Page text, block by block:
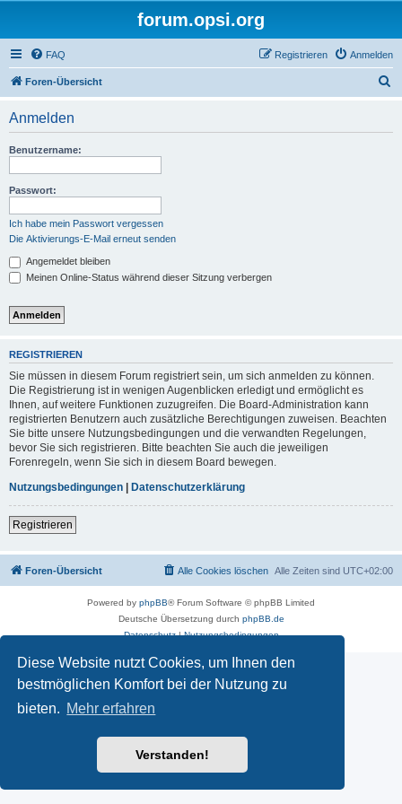
Diese Website nutzt Cookies, um Ihnen den
bestmöglichen Komfort bei der Nutzung zu
bieten. Mehr erfahren
Verstanden!
forum.opsi.org
FAQ Anmelden
Registrieren
Foren-Übersicht
Anmelden
Benutzername:
Passwort:
Ich habe mein Passwort vergessen
Die Aktivierungs-E-Mail erneut senden
Angemeldet bleiben
Meinen Online-Status während dieser Sitzung verbergen
REGISTRIEREN
Sie müssen in diesem Forum registriert sein, um sich anmelden zu können.
Die Registrierung ist in wenigen Augenblicken erledigt und ermöglicht es
Ihnen, auf weitere Funktionen zuzugreifen. Die Board-Administration kann
registrierten Benutzern auch zusätzliche Berechtigungen zuweisen. Beachten
Sie bitte unsere Nutzungsbedingungen und die verwandten Regelungen,
bevor Sie sich registrieren. Bitte beachten Sie auch die jeweiligen
Forenregeln, wenn Sie sich in diesem Board bewegen.
Nutzungsbedingungen | Datenschutzerklärung
Registrieren
Foren-Übersicht Alle Zeiten sind UTC+02:00
Alle Cookies löschen
Powered by phpBB® Forum Software © phpBB Limited
Deutsche Übersetzung durch phpBB.de
Datenschutz|Nutzungsbedingungen